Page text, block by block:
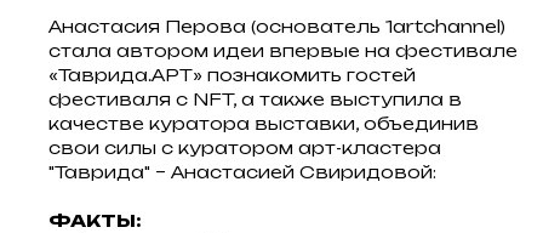
Анастасия Перова (основатель 1artchannel)
стала автором идеи впервые на фестивале
«Таврида.АРТ» познакомить гостей
фестиваля с NFT, а также выступила в
качестве куратора выставки, объединив
свои силы с куратором арт-кластера
"Таврида" – Анастасией Свиридовой:
ФАКТЫ: